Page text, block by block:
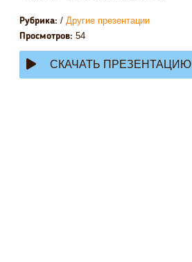
Рубрика: / Другие презентации
Просмотров: 54
СКАЧАТЬ ПРЕЗЕНТАЦИЮ